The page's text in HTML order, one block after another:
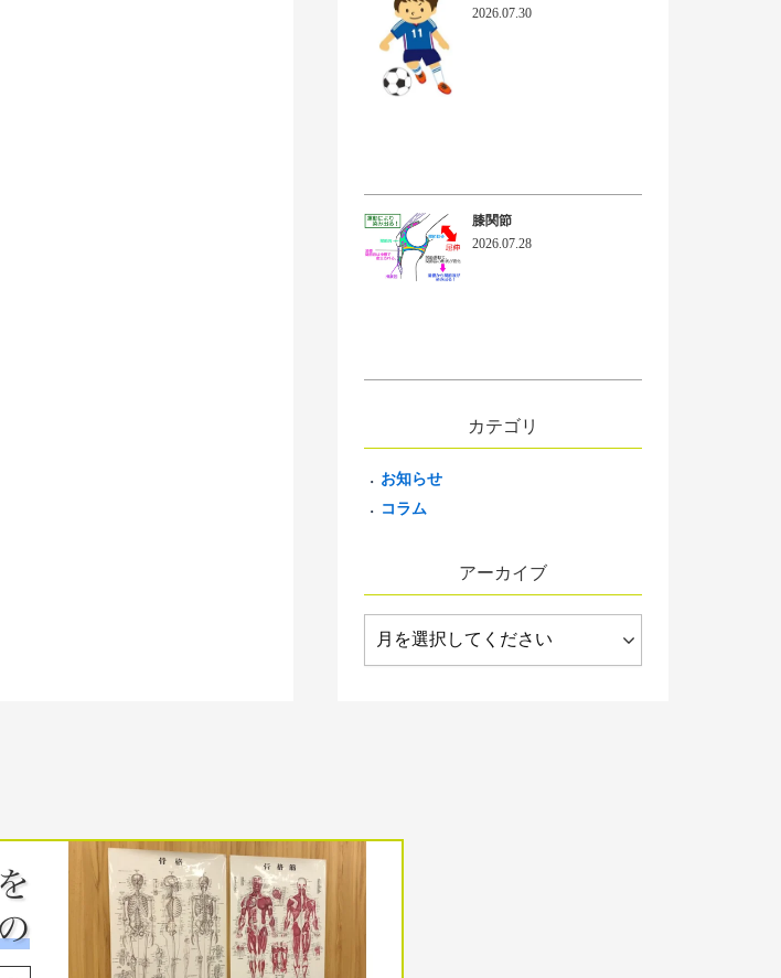
2026.07.30
膝関節
2026.07.28
カテゴリ
お知らせ
コラム
アーカイブ